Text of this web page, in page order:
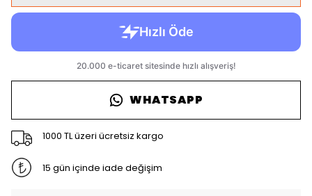
WHATSAPP
1000 TL üzeri ücretsiz kargo
15 gün içinde iade değişim